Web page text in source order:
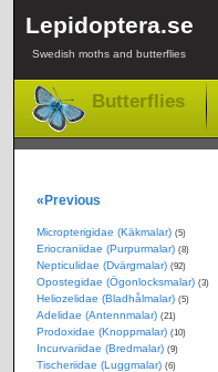
Lepidoptera.se
Swedish moths and butterflies
Butterflies
«Previous
Micropterigidae (Käkmalar) (5)
Eriocraniidae (Purpurmalar) (8)
Nepticulidae (Dvärgmalar) (92)
Opostegidae (Ögonlocksmalar) (3)
Heliozelidae (Bladhålmalar) (5)
Adelidae (Antennmalar) (21)
Prodoxidae (Knoppmalar) (10)
Incurvariidae (Bredmalar) (9)
Tischeriidae (Luggmalar) (6)